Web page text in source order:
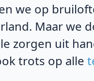
we op
Maar we
zorgen uit
trots op alle